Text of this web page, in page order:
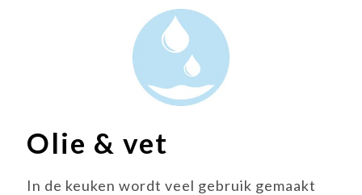
Olie & vet
In de keuken wordt veel gebruik gemaakt